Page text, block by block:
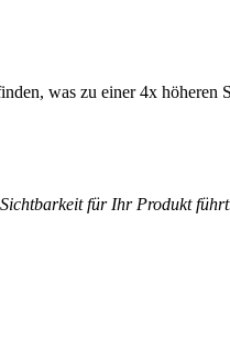
was zu einer 4x
Sichtbarkeit für Ihr Produkt